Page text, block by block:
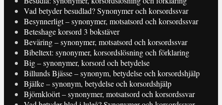
Vad betyder besudlad? Synonymer och korsordssvar
Besynnerligt – synonymer, motsatsord och korsordssvar
Beteshage korsord 3 bokstäver
Beväring – synonymer, motsatsord och korsordssvar
Bibeltext: synonymer, korsordslösning och förklaring
Big – synonymer, korsord och betydelse
Billunds Bjässe – synonym, betydelse och korsordshjälp
Bjälke – synonym, betydelse och korsordshjälp
Björnkloört – synonymer, motsatsord och korsordssvar